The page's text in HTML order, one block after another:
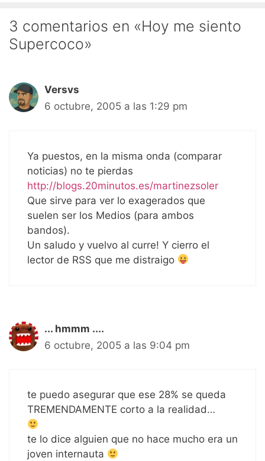
3 comentarios en «Hoy me siento
Supercoco»
Versvs
6 octubre, 2005 a las 1:29 pm
Ya puestos, en la misma onda (comparar
noticias) no te pierdas
http://blogs.20minutos.es/martinezsoler
Que sirve para ver lo exagerados que
suelen ser los Medios (para ambos
bandos).
Un saludo y vuelvo al curre! Y cierro el
lector de RSS que me distraigo
... hmmm ....
6 octubre, 2005 a las 9:04 pm
te puedo asegurar que ese 28% se queda
TREMENDAMENTE corto a la realidad…
te lo dice alguien que no hace mucho era un
joven internauta